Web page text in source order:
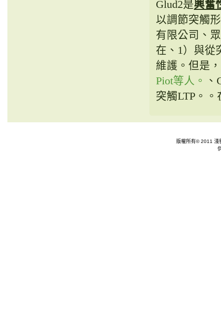
Glud2是興奮
以調節突觸
有限公司、
在、1）與從
維護。但是
Piot等人。
突觸LTP。
版權所有© 2011 淺